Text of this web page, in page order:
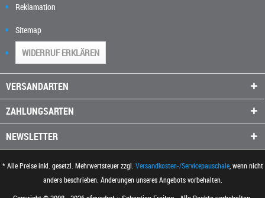
Reklamation
Sitemap
WIDERRUF ERKLÄREN
VERSANDARTEN
ZAHLUNGSARTEN
NEWSLETTER
* Alle Preise inkl. gesetzl. Mehrwertsteuer zzgl. Versandkosten-/Servicepauschale, wenn nicht
anders beschrieben. Änderungen unseres Angebots vorbehalten.